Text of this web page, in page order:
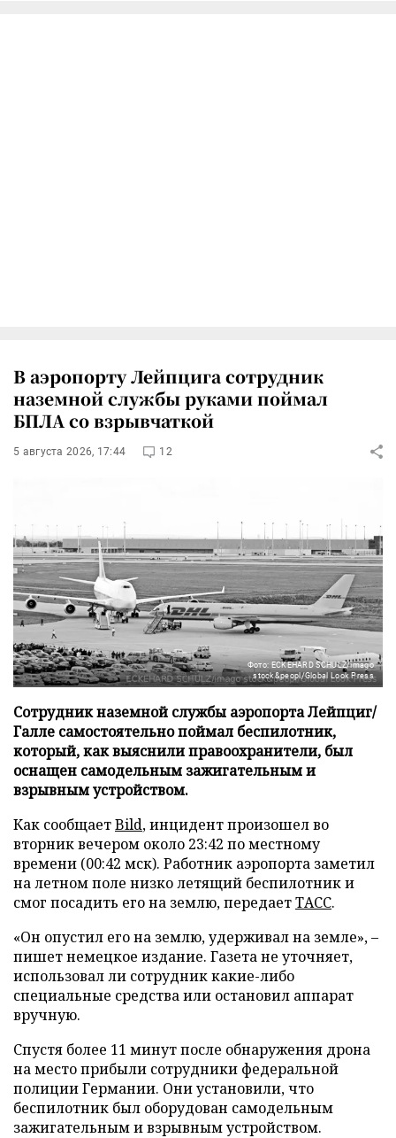
В аэропорту Лейпцига сотрудник
наземной службы руками поймал
БПЛА со взрывчаткой
5 августа 2026, 17:44 12
Фото: ECKEHARD SCHULZ/imago
stock&peopl/Global Look Press
Сотрудник наземной службы аэропорта Лейпциг/
Галле самостоятельно поймал беспилотник,
который, как выяснили правоохранители, был
оснащен самодельным зажигательным и
взрывным устройством.
Как сообщаетBild, инцидент произошел во
вторник вечером около 23:42 по местному
времени (00:42 мск). Работник аэропорта заметил
на летном поле низко летящий беспилотник и
смог посадить его на землю, передаетТАСС.
«Он опустил его на землю, удерживал на земле», –
пишет немецкое издание. Газета не уточняет,
использовал ли сотрудник какие-либо
специальные средства или остановил аппарат
вручную.
Спустя более 11 минут после обнаружения дрона
на место прибыли сотрудники федеральной
полиции Германии. Они установили, что
беспилотник был оборудован самодельным
зажигательным и взрывным устройством.